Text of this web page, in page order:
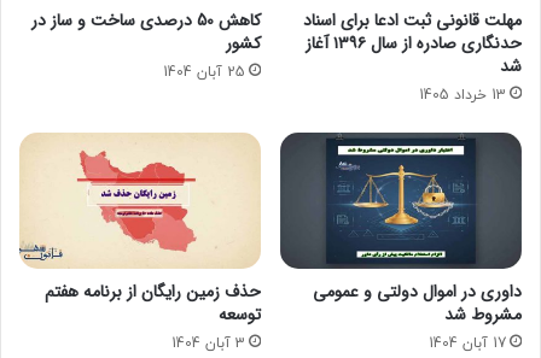
مهلت قانونی ثبت ادعا برای اسناد
حدنگاری صادره از سال ۱۳۹۶ آغاز
شد
13 خرداد 1405
کاهش 50 درصدی ساخت و ساز در
کشور
25 آبان 1404
داوری در اموال دولتی و عمومی
مشروط شد
17 آبان 1404
حذف زمین رایگان از برنامه هفتم
توسعه
3 آبان 1404